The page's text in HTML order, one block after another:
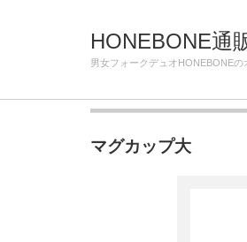
HONEBONE通
男女フォークデュオHONEBONE
マグカップ大